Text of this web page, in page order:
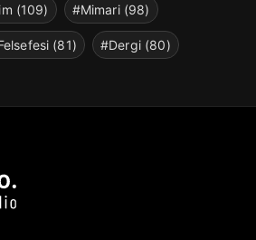
(109) #Mimari (98)
(81) #Dergi (80)